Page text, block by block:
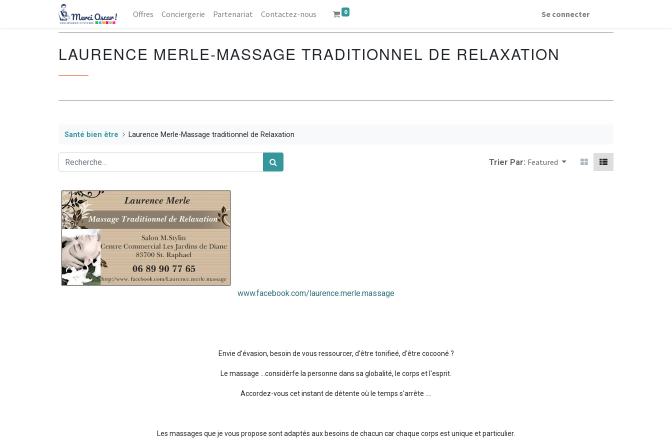
Offres Conciergerie Partenariat Contactez-nous 0 Se connecter
LAURENCE MERLE-MASSAGE TRADITIONNEL DE RELAXATION
Santé bien être Laurence Merle-Massage traditionnel de Relaxation
Trier Par: Featured
www.facebook.com/laurence.merle.massage
Envie d'évasion, besoin de vous ressourcer, d'être tonifieé, d'être cocooné ?
Le massage ...considèrfe la personne dans sa globalité, le corps et l'esprit.
Accordez-vous cet instant de détente où le temps s'arrête ....
Les massages que je vous propose sont adaptés aux besoins de chacun car chaque corps est unique et particulier.